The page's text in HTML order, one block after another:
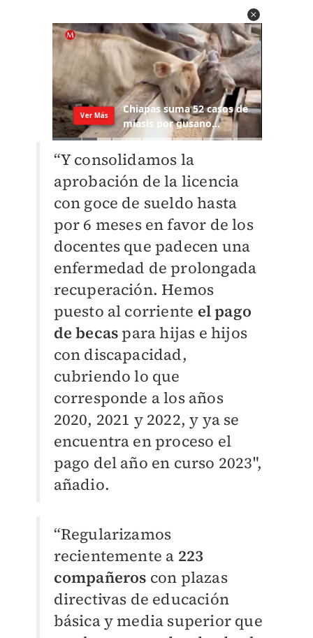
“Y consolidamos la
aprobación de la licencia
con goce de sueldo hasta
por 6 meses en favor de los
docentes que padecen una
enfermedad de prolongada
recuperación. Hemos
puesto al corriente el pago
de becas para hijas e hijos
con discapacidad,
cubriendo lo que
corresponde a los años
2020, 2021 y 2022, y ya se
encuentra en proceso el
pago del año en curso 2023",
añadio.
“Regularizamos
recientemente a 223
compañeros con plazas
directivas de educación
básica y media superior que